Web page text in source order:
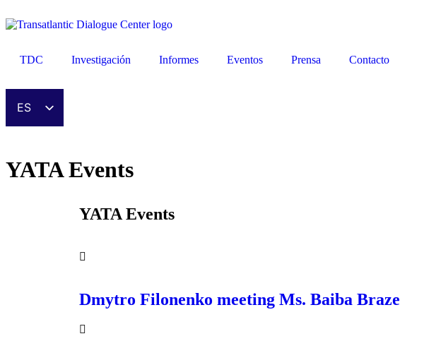
TDC Investigación Informes Eventos Prensa Contacto
ES
EN
FR
YATA Events
YATA Events
Dmytro Filonenko meeting Ms. Baiba Braze